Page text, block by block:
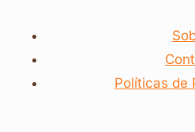
Políticas de